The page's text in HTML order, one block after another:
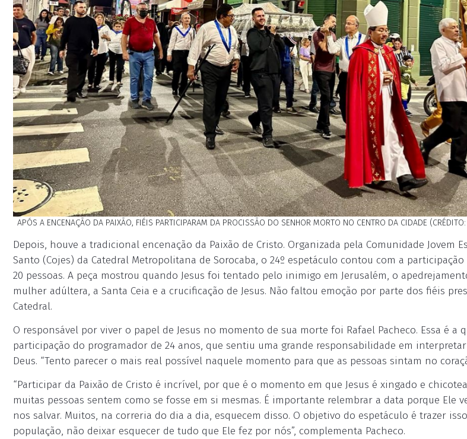
APÓS A ENCENAÇÃO DA PAIXÃO, FIÉIS PARTICIPARAM DA PROCISSÃO DO SENHOR MORTO NO CENTRO DA CIDADE
Depois, houve a tradicional encenação da Paixão de Cristo. Organizada pela Comunidade Jovem
Santo (Cojes) da Catedral Metropolitana de Sorocaba, o 24º espetáculo contou com a participação
20 pessoas. A peça mostrou quando Jesus foi tentado pelo inimigo em Jerusalém, o
mulher adúltera, a Santa Ceia e a crucificação de Jesus. Não faltou emoção por parte dos fiéis
Catedral.
O responsável por viver o papel de Jesus no momento de sua morte foi Rafael Pacheco. Essa é a
participação do programador de 24 anos, que sentiu uma grande responsabilidade em
Deus. “Tento parecer o mais real possível naquele momento para que as pessoas sintam no
“Participar da Paixão de Cristo é incrível, por que é o momento em que Jesus é xingado e
muitas pessoas sentem como se fosse em si mesmas. É importante relembrar a data porque Ele
nos salvar. Muitos, na correria do dia a dia, esquecem disso. O objetivo do espetáculo é trazer
população, não deixar esquecer de tudo que Ele fez por nós”, complementa Pacheco.